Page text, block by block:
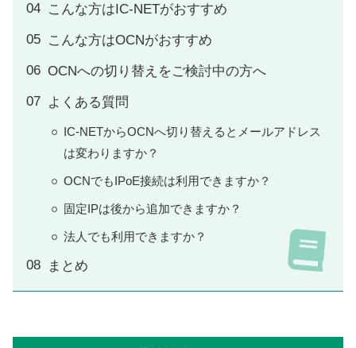
こんな方はIC-NETがおすすめ
こんな方はOCNがおすすめ
OCNへの切り替えをご検討中の方へ
よくある質問
IC-NETからOCNへ切り替えるとメールアドレス
は変わりますか？
OCNでもIPoE接続は利用できますか？
固定IPは後から追加できますか？
法人でも利用できますか？
まとめ